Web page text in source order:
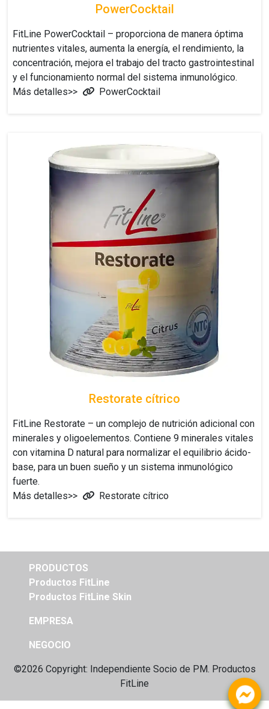
PowerCocktail
FitLine PowerCocktail – proporciona de manera óptima
nutrientes vitales, aumenta la energía, el rendimiento, la
concentración, mejora el trabajo del tracto gastrointestinal
y el funcionamiento normal del sistema inmunológico.
Más detalles>>
PowerCocktail
Restorate cítrico
FitLine Restorate – un complejo de nutrición adicional con
minerales y oligoelementos. Contiene 9 minerales vitales
con vitamina D natural para normalizar el equilibrio ácido-
base, para un buen sueño y un sistema inmunológico
fuerte.
Más detalles>>
Restorate cítrico
PRODUCTOS
Productos FitLine
Productos FitLine Skin
EMPRESA
NEGOCIO
©2026 Copyright: Independiente Socio de PM. Productos
FitLine